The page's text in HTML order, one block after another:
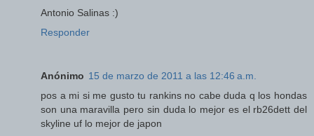
Antonio Salinas :)
Responder
Anónimo 15 de marzo de 2011 a las 12:46 a.m.
pos a mi si me gusto tu rankins no cabe duda q los hondas
son una maravilla pero sin duda lo mejor es el rb26dett del
skyline uf lo mejor de japon